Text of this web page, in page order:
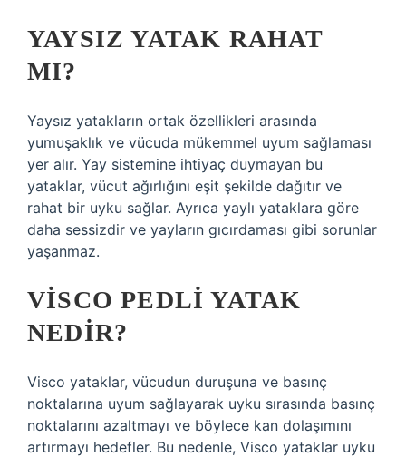
YAYSIZ YATAK RAHAT
MI?
Yaysız yatakların ortak özellikleri arasında
yumuşaklık ve vücuda mükemmel uyum sağlaması
yer alır. Yay sistemine ihtiyaç duymayan bu
yataklar, vücut ağırlığını eşit şekilde dağıtır ve
rahat bir uyku sağlar. Ayrıca yaylı yataklara göre
daha sessizdir ve yayların gıcırdaması gibi sorunlar
yaşanmaz.
VISCO PEDLI YATAK
NEDIR?
Visco yataklar, vücudun duruşuna ve basınç
noktalarına uyum sağlayarak uyku sırasında basınç
noktalarını azaltmayı ve böylece kan dolaşımını
artırmayı hedefler. Bu nedenle, Visco yataklar uyku